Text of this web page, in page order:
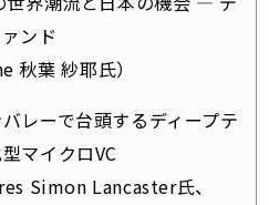
ンド
秋葉 紗耶氏）
レーで台頭するディープテ
マイクロVC
Simon Lancaster氏、